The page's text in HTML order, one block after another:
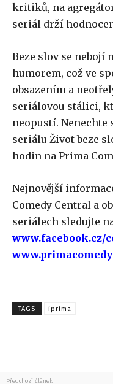
kritiků, na
seriál drží
Beze slov se nebojí
humorem, což ve
obsazením a
seriálovou stálici,
neopustí.
seriálu Život beze
hodin na Prima
Nejnovější
Comedy Central a
seriálech sledujte
www.facebook.cz/
TAGS iprima
Předchozí článek